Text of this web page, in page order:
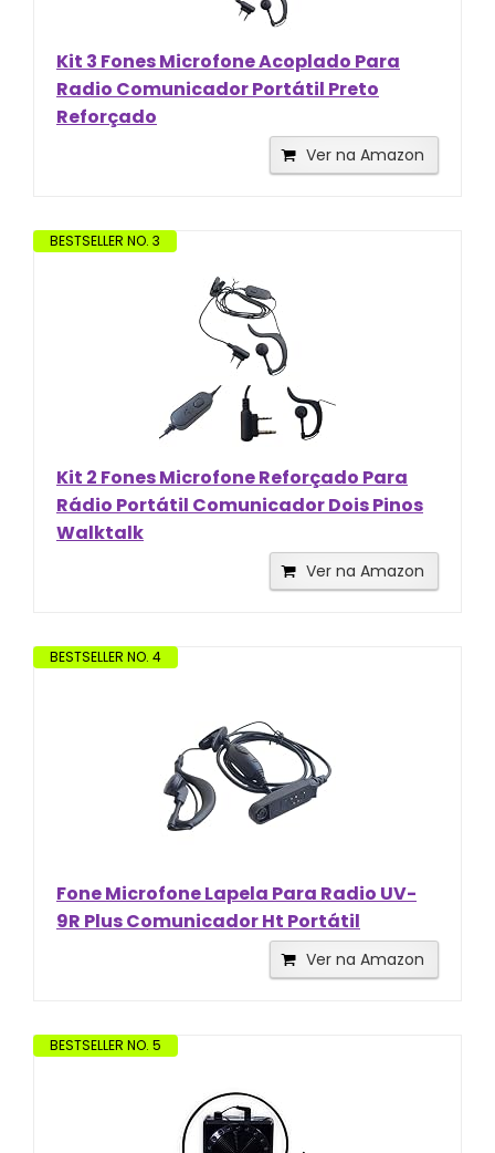
Kit 3 Fones Microfone Acoplado Para
Radio Comunicador Portátil Preto
Reforçado
Ver na Amazon
BESTSELLER NO. 3
Kit 2 Fones Microfone Reforçado Para
Rádio Portátil Comunicador Dois Pinos
Walktalk
Ver na Amazon
BESTSELLER NO. 4
Fone Microfone Lapela Para Radio UV-
9R Plus Comunicador Ht Portátil
Ver na Amazon
BESTSELLER NO. 5